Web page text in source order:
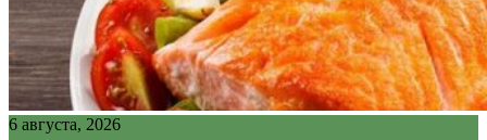
6 августа, 2026